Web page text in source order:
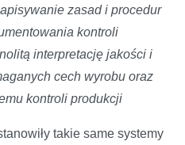
zasad i procedur
kontroli
interpretację jakości i
cech wyrobu oraz
kontroli produkcji
takie same systemy